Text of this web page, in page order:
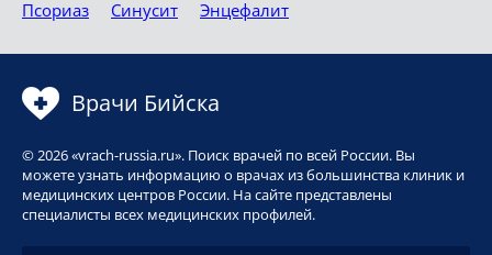
Псориаз
Синусит Энцефалит
Врачи Бийска
© 2026 «vrach-russia.ru». Поиск врачей по всей России. Вы
можете узнать информацию о врачах из большинства клиник и
медицинских центров России. На сайте представлены
специалисты всех медицинских профилей.